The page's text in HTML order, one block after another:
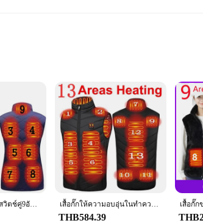
fleece, this vest is designed to provide unparalleled
the inside out. Whether you're shoveling snow,
heating system means you can easily charge it using
the move. The sleek design with a front zipper and
เสื้อกั๊กให้ความร้อนสวิตช์คู่9อันสำหรับผู้หญิงเสื้อกั๊กผ้าฝ้ายสำหรับฤดูใบไม้ร่วงและฤดูหนาวชุดทำความร้อนด้วยไฟฟ้าอินฟาเรด USB เสื้อกั๊กกันความร้อนที่มีความยืดหยุ่น เสื้อกั๊กให้ความอบอุ่นในทำความร้อนไฟฟ้า17/13/9ช่อง USB สำหรับผู้ชายและผู้หญิงเสื้อกั๊กให้ความอบอุ่นในร่างกายเสื้อกั๊กความร้อนด้านในแบบ USB
THB584.39